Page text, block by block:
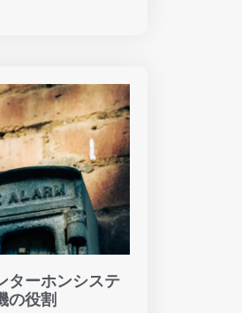
ターホンシステ
の役割